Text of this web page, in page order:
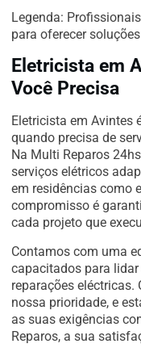
Legenda:
para oferecer
Eletricista em
Você Precisa
Eletricista em Avintes
quando precisa de
Na Multi Reparos
serviços elétricos
em residências como
compromisso é
cada projeto que
Contamos com uma
capacitados para
reparações eléctricas.
nossa prioridade, e
as suas exigências
Reparos, a sua